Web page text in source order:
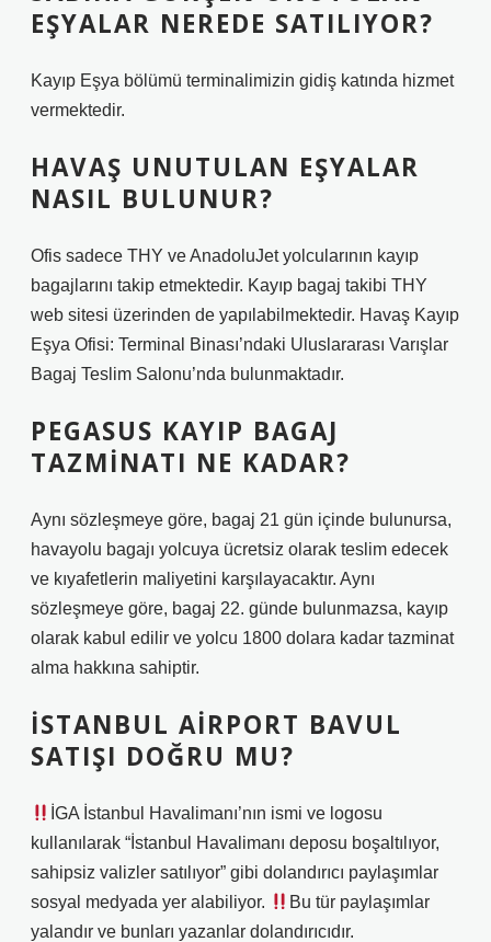
EŞYALAR NEREDE SATILIYOR?
Kayıp Eşya bölümü terminalimizin gidiş katında hizmet
vermektedir.
HAVAŞ UNUTULAN EŞYALAR
NASIL BULUNUR?
Ofis sadece THY ve AnadoluJet yolcularının kayıp
bagajlarını takip etmektedir. Kayıp bagaj takibi THY
web sitesi üzerinden de yapılabilmektedir. Havaş Kayıp
Eşya Ofisi: Terminal Binası’ndaki Uluslararası Varışlar
Bagaj Teslim Salonu’nda bulunmaktadır.
PEGASUS KAYIP BAGAJ
TAZMINATI NE KADAR?
Aynı sözleşmeye göre, bagaj 21 gün içinde bulunursa,
havayolu bagajı yolcuya ücretsiz olarak teslim edecek
ve kıyafetlerin maliyetini karşılayacaktır. Aynı
sözleşmeye göre, bagaj 22. günde bulunmazsa, kayıp
olarak kabul edilir ve yolcu 1800 dolara kadar tazminat
alma hakkına sahiptir.
İSTANBUL AIRPORT BAVUL
SATIŞI DOĞRU MU?
İGA İstanbul Havalimanı’nın ismi ve logosu
kullanılarak “İstanbul Havalimanı deposu boşaltılıyor,
sahipsiz valizler satılıyor” gibi dolandırıcı paylaşımlar
sosyal medyada yer alabiliyor.
Bu tür paylaşımlar
yalandır ve bunları yazanlar dolandırıcıdır.